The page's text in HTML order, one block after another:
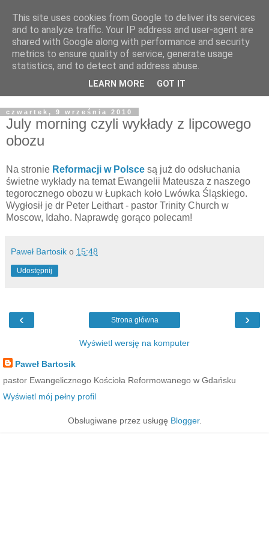
Żyjąc wiarą w REALNYM
świecie
Blog pastora Pawła Bartosika
czwartek, 9 września 2010
July morning czyli wykłady z lipcowego
obozu
Na stronie Reformacji w Polsce są już do odsłuchania
świetne wykłady na temat Ewangelii Mateusza z naszego
tegorocznego obozu w Łupkach koło Lwówka Śląskiego.
Wygłosił je dr Peter Leithart - pastor Trinity Church w
Moscow, Idaho. Naprawdę gorąco polecam!
Paweł Bartosik o 15:48
Udostępnij
‹ ›
Strona główna
Wyświetl wersję na komputer
Paweł Bartosik
pastor Ewangelicznego Kościoła Reformowanego w Gdańsku
Wyświetl mój pełny profil
Obsługiwane przez usługę Blogger.
This site uses cookies from Google to deliver its services
and to analyze traffic. Your IP address and user-agent are
shared with Google along with performance and security
metrics to ensure quality of service, generate usage
statistics, and to detect and address abuse.
LEARN MORE GOT IT